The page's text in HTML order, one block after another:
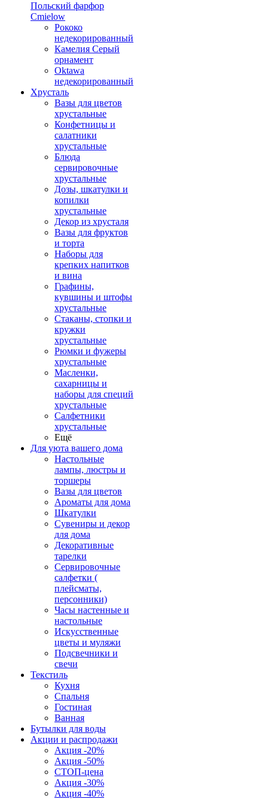
Польский фарфор
Сmielow
Рококо
недекорированный
Камелия Серый
орнамент
Oktawa
недекорированный
Хрусталь
Вазы для цветов
хрустальные
Конфетницы и
салатники
хрустальные
Блюда
сервировочные
хрустальные
Дозы, шкатулки и
копилки
хрустальные
Декор из хрусталя
Вазы для фруктов
и торта
Наборы для
крепких напитков
и вина
Графины,
кувшины и штофы
хрустальные
Стаканы, стопки и
кружки
хрустальные
Рюмки и фужеры
хрустальные
Масленки,
сахарницы и
наборы для специй
хрустальные
Салфетники
хрустальные
Ещё
Для уюта вашего дома
Настольные
лампы, люстры и
торшеры
Вазы для цветов
Ароматы для дома
Шкатулки
Сувениры и декор
для дома
Декоративные
тарелки
Сервировочные
салфетки (
плейсматы,
персонники)
Часы настенные и
настольные
Искусственные
цветы и муляжи
Подсвечники и
свечи
Текстиль
Кухня
Спальня
Гостиная
Ванная
Бутылки для воды
Акции и распродажи
Акция -20%
Акция -50%
СТОП-цена
Акция -30%
Акция -40%